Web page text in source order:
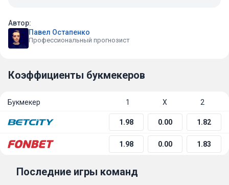
Автор:
Павел Остапенко
Профессиональный прогнозист
Коэффициенты букмекеров
Букмекер 1 Х 2
1.98 0.00 1.82
1.98 0.00 1.83
Последние игры команд